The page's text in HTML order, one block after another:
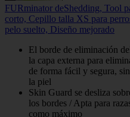
FURminator deShedding, Tool
corto, Cepillo talla XS para
pelo suelto, Diseño mejorado
El borde de eliminación
la capa externa para
de forma fácil y segura,
la piel
Skin Guard se desliza
los bordes / Apta para
como máximo